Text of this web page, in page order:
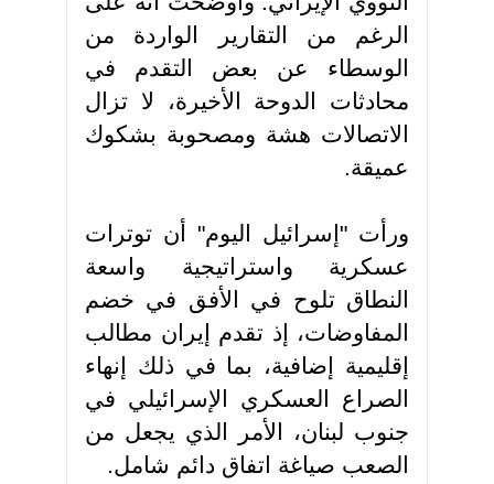
الرغم من التقارير الواردة من
الوسطاء عن بعض التقدم في
محادثات الدوحة الأخيرة، لا تزال
الاتصالات هشة ومصحوبة بشكوك
عميقة.
ورأت "إسرائيل اليوم" أن توترات
عسكرية واستراتيجية واسعة
النطاق تلوح في الأفق في خضم
المفاوضات، إذ تقدم إيران مطالب
إقليمية إضافية، بما في ذلك إنهاء
الصراع العسكري الإسرائيلي في
جنوب لبنان، الأمر الذي يجعل من
الصعب صياغة اتفاق دائم شامل.